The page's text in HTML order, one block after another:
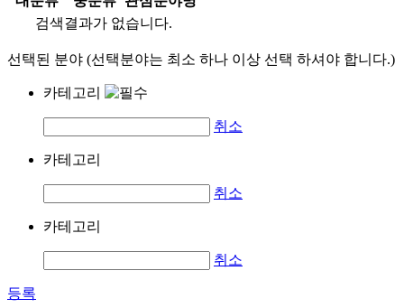
검색결과가 없습니다.
선택된 분야 (선택분야는 최소 하나 이상 선택 하셔야 합니다.)
카테고리
취소
카테고리
취소
카테고리
취소
등록